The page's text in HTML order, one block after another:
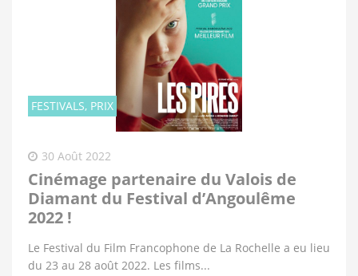
FESTIVALS, PRIX
30 Août 2022
Cinémage partenaire du Valois de
Diamant du Festival d’Angoulême
2022 !
Le Festival du Film Francophone de La Rochelle a eu lieu
du 23 au 28 août 2022. Les films...